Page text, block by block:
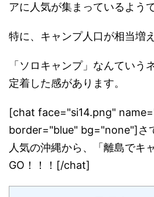
アに人気が集まっているよう
特に、キャンプ人口が相当増
「ソロキャンプ」なんていう
定着した感があ ります。
[chat face="si14.png"
border="blue" bg="none"]さ
人気の沖縄から、「離島でキ
GO！！！[/chat]